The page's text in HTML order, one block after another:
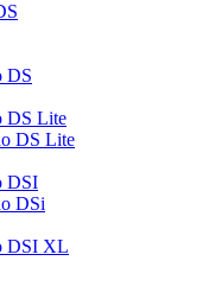
DS
DS Lite
DS Lite
DSI
DSi
DSI XL